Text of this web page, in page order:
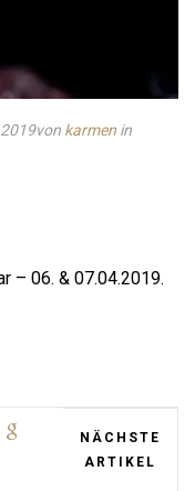
von karmen in
– 06. & 07.04.2019.
NÄCHSTE
ARTIKEL